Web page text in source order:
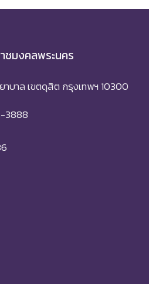
ชมงคลพระนคร
บาล เขตดุสิต กรุงเทพฯ 10300
3888